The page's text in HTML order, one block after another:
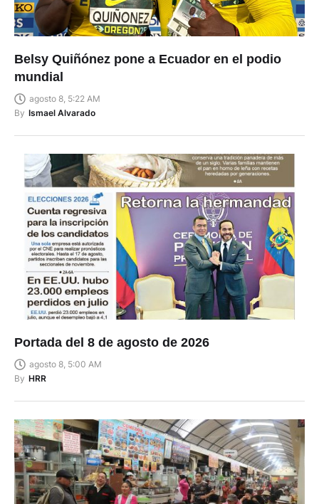
Belsy Quiñónez pone a Ecuador en el podio
mundial
agosto 8, 5:22 AM
By Ismael Alvarado
Portada del 8 de agosto de 2026
agosto 8, 5:00 AM
By HRR